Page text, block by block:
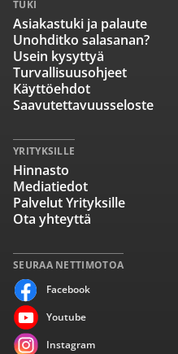
SEURAA NETTIMOTOA
Facebook
Youtube
Instagram
TUKI
Asiakastuki ja palaute
Unohditko salasanan?
Usein kysyttyä
Turvallisuusohjeet
Käyttöehdot
Saavutettavuusseloste
YRITYKSILLE
Hinnasto
Mediatiedot
Palvelut Yrityksille
Ota yhteyttä